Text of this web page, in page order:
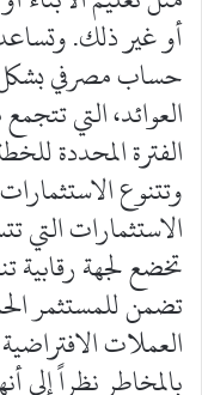
أو غير ذلك.
حساب مصرفي بشكل
العوائد، التي
الفترة المحددة
وتتنوع
الاستثمارات التي
تخضع لجهة رقابية
تضمن للمستثمر
العملات
بالمخاطر نظراً إلى